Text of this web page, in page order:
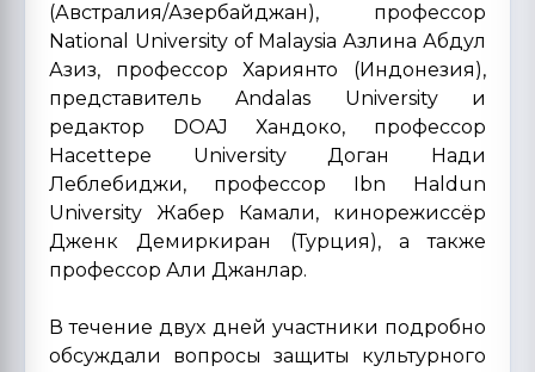
(Австралия/Азербайджан), профессор
National University of Malaysia Азлина Абдул
Азиз, профессор Хариянто (Индонезия),
представитель Andalas University и
редактор DOAJ Хандоко, профессор
Hacettepe University Доган Нади
Леблебиджи, профессор Ibn Haldun
University Жабер Камали, кинорежиссёр
Дженк Демиркиран (Турция), а также
профессор Али Джанлар.
В течение двух дней участники подробно
обсуждали вопросы защиты культурного